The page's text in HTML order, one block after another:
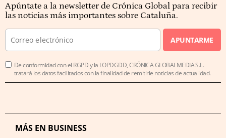
Apúntate a la newsletter de Crónica Global para recibir
las noticias más importantes sobre Cataluña.
APUNTARME
De conformidad con el RGPD y la LOPDGDD, CRÓNICA GLOBALMEDIA S.L.
tratará los datos facilitados con la finalidad de remitirle noticias de actualidad.
MÁS EN BUSINESS